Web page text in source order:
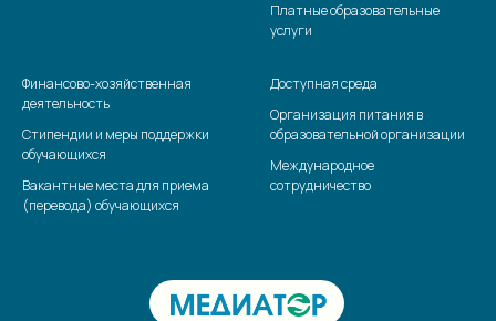
Платные образовательные
услуги
Финансово-хозяйственная
деятельность
Стипендии и меры поддержки
обучающихся
Вакантные места для приема
(перевода) обучающихся
Доступная среда
Организация питания в
образовательной организации
Международное
сотрудничество